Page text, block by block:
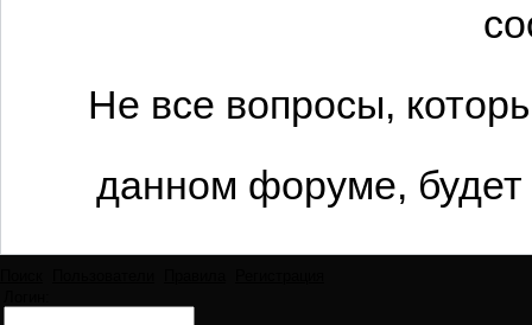
Не все вопросы,
данном форуме,